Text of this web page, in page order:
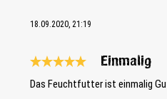
18.09.2020, 21:19
Einmalig
Das Feuchtfutter ist einmalig